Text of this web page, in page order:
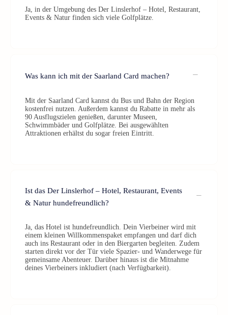
Ja, in der Umgebung des Der Linslerhof – Hotel, Restaurant,
Events & Natur finden sich viele Golfplätze.
Was kann ich mit der Saarland Card machen?
Mit der Saarland Card kannst du Bus und Bahn der Region
kostenfrei nutzen. Außerdem kannst du Rabatte in mehr als
90 Ausflugszielen genießen, darunter Museen,
Schwimmbäder und Golfplätze. Bei ausgewählten
Attraktionen erhältst du sogar freien Eintritt.
Ist das Der Linslerhof – Hotel, Restaurant, Events
& Natur hundefreundlich?
Ja, das Hotel ist hundefreundlich. Dein Vierbeiner wird mit
einem kleinen Willkommenspaket empfangen und darf dich
auch ins Restaurant oder in den Biergarten begleiten. Zudem
starten direkt vor der Tür viele Spazier- und Wanderwege für
gemeinsame Abenteuer. Darüber hinaus ist die Mitnahme
deines Vierbeiners inkludiert (nach Verfügbarkeit).